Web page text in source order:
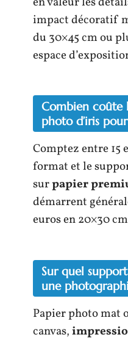
impact décoratif
du 30×45 cm ou
espace
Combien coûte
photo d’iris
Comptez entre 15
format et le
surpapier
démarrent
euros en 20×30
Sur quel
une
Papier photo mat
canvas,